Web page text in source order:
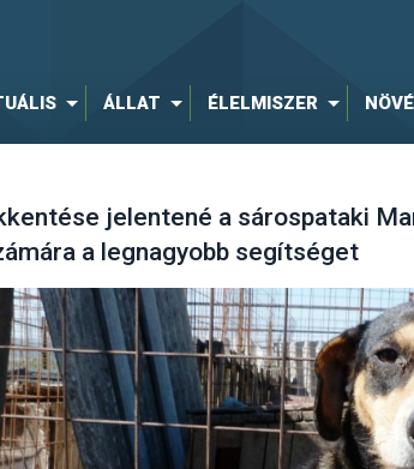
ÁLLAT ÉLELMISZER
jelentené a sárospataki
a legnagyobb segítséget